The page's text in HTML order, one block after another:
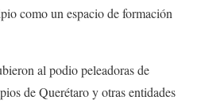
como un espacio de formación
al podio peleadoras de
de Querétaro y otras entidades